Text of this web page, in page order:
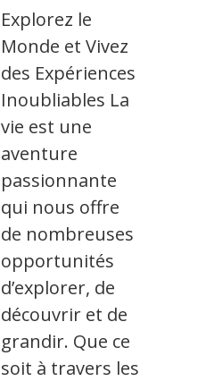
Explorez le
Monde et Vivez
des Expériences
Inoubliables La
vie est une
aventure
passionnante
qui nous offre
de nombreuses
opportunités
d’explorer, de
découvrir et de
grandir. Que ce
soit à travers les